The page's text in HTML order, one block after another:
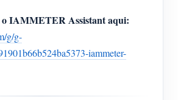
IAMMETER Assistant aqui:
g/g-
iammeter-